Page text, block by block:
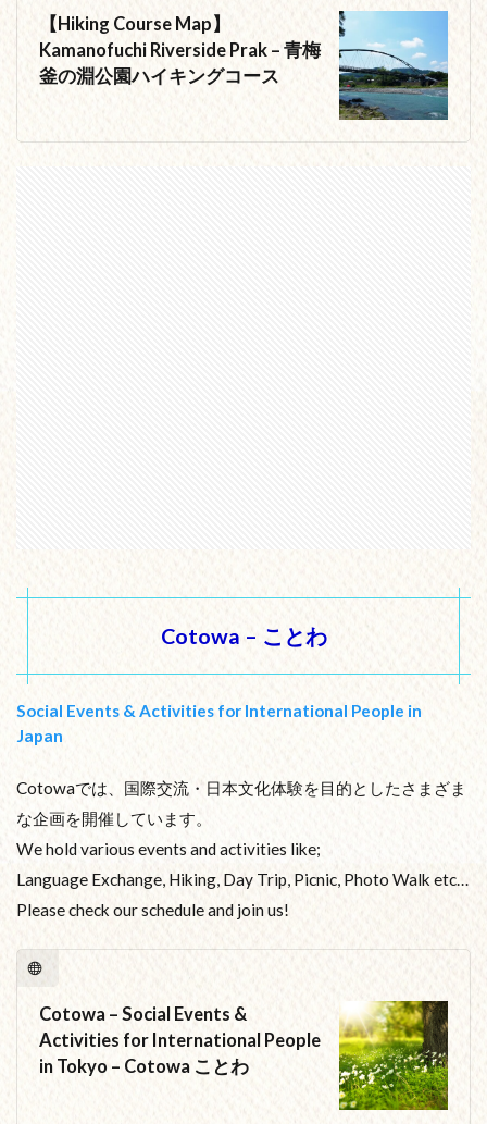
【Hiking Course Map】
Kamanofuchi Riverside Prak – 青梅
釜の淵公園ハイキングコース
Cotowa – ことわ
Social Events & Activities for International People in
Japan
Cotowaでは、国際交流・日本文化体験を目的としたさまざま
な企画を開催しています。
We hold various events and activities like;
Language Exchange, Hiking, Day Trip, Picnic, Photo Walk etc…
Please check our schedule and join us!
Cotowa – Social Events &
Activities for International People
in Tokyo – Cotowa ことわ